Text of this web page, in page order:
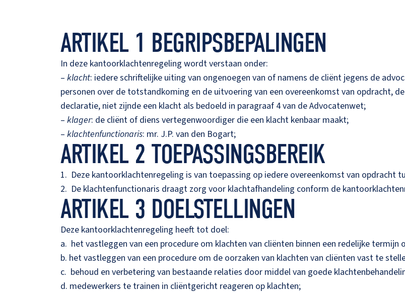
ARTIKEL 1 BEGRIPSBEPALINGEN
In deze kantoorklachtenregeling wordt verstaan onder:
– klacht: iedere schriftelijke uiting van ongenoegen van of namens de cliënt jegens de
personen over de totstandkoming en de uitvoering van een overeenkomst van opdracht,
declaratie, niet zijnde een klacht als bedoeld in paragraaf 4 van de Advocatenwet;
– klager: de cliënt of diens vertegenwoordiger die een klacht kenbaar maakt;
– klachtenfunctionaris: mr. J.P. van den Bogart;
ARTIKEL 2 TOEPASSINGSBEREIK
1. Deze kantoorklachtenregeling is van toepassing op iedere overeenkomst van opdracht
2. De klachtenfunctionaris draagt zorg voor klachtafhandeling conform de
ARTIKEL 3 DOELSTELLINGEN
Deze kantoorklachtenregeling heeft tot doel:
a. het vastleggen van een procedure om klachten van cliënten binnen een redelijke
b. het vastleggen van een procedure om de oorzaken van klachten van cliënten vast te
c. behoud en verbetering van bestaande relaties door middel van goede
d. medewerkers te trainen in cliëntgericht reageren op klachten;